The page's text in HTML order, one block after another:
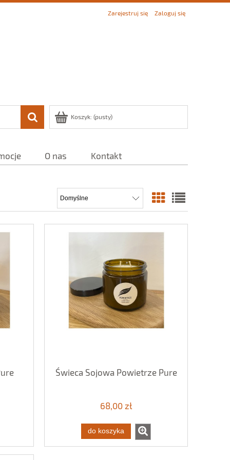
Zarejestruj się Zaloguj się
Koszyk: (pusty)
O nas Kontakt
Świeca Sojowa Powietrze Pure
68,00 zł
do koszyka